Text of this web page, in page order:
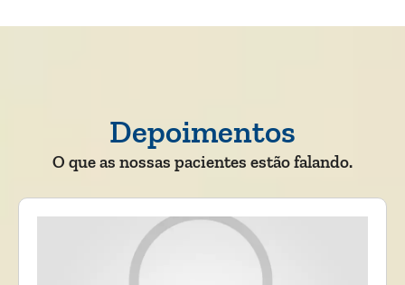
Depoimentos
O que as nossas pacientes estão falando.